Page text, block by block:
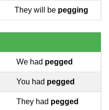
They will be pegging
We had pegged
You had pegged
They had pegged